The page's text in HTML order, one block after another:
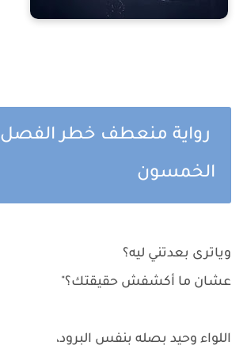
رواية منعطف خطر الفصل
الخمسون
وياترى بعدتني ليه؟
عشان ما أكشفش حقيقتك؟"
اللواء وحيد بصله بنفس البرود،